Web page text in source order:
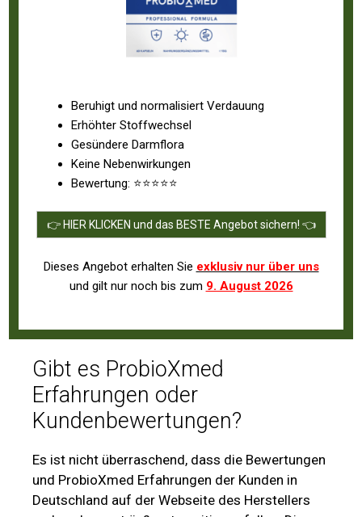
Beruhigt und normalisiert Verdauung
Erhöhter Stoffwechsel
Gesündere Darmflora
Keine Nebenwirkungen
Bewertung: ⭐⭐⭐⭐⭐
👉 HIER KLICKEN und das BESTE Angebot sichern! 👈
Dieses Angebot erhalten Sie exklusiv nur über uns
und gilt nur noch bis zum 9. August 2026
Gibt es ProbioXmed
Erfahrungen oder
Kundenbewertungen?
Es ist nicht überraschend, dass die Bewertungen
und ProbioXmed Erfahrungen der Kunden in
Deutschland auf der Webseite des Herstellers